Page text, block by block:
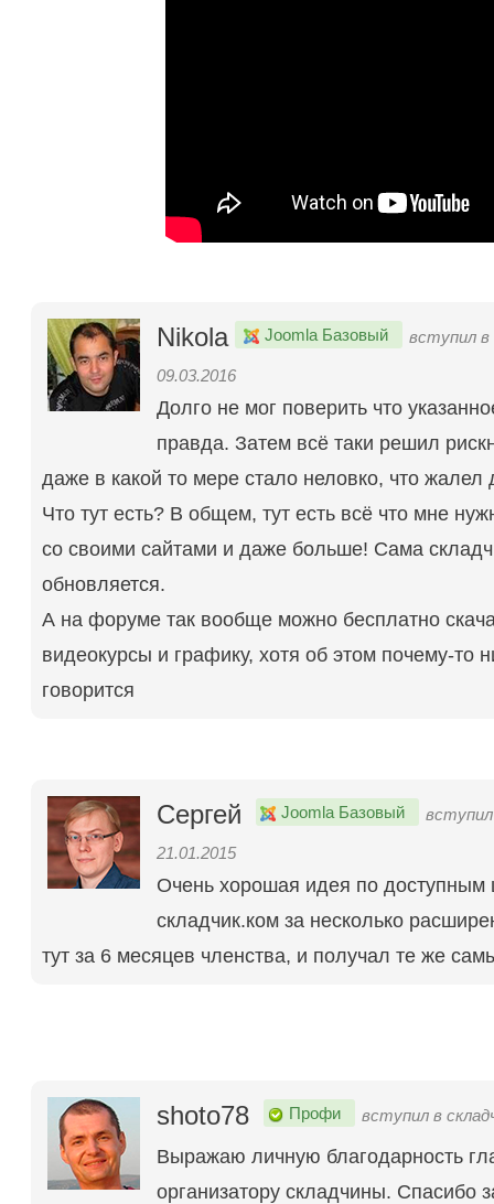
Nikola Joomla Базовый вступил в
09.03.2016
Долго не мог поверить что
правда. Затем всё таки решил
даже в какой то мере стало неловко, что жалел
Что тут есть? В общем, тут есть всё что мне
со своими сайтами и даже больше! Сама
обновляется.
А на форуме так вообще можно бесплатно
видеокурсы и графику, хотя об этом почему-то
говорится
Сергей Joomla Базовый вступил
21.01.2015
Очень хорошая идея по доступным
складчик.ком за несколько
тут за 6 месяцев членства, и получал те же
shoto78 Профи вступил в
Выражаю личную благодарность
организатору складчины. Спасибо